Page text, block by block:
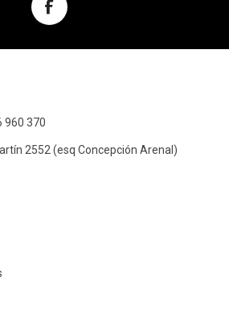
960 370
2552 (esq Concepción Arenal)